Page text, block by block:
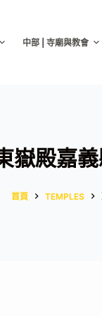
中部 | 寺廟與教會
嶽殿嘉
首頁 TEMPLES